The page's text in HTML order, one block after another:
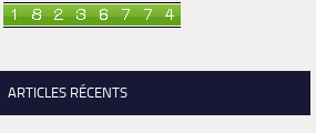
ARTICLES RÉCENTS